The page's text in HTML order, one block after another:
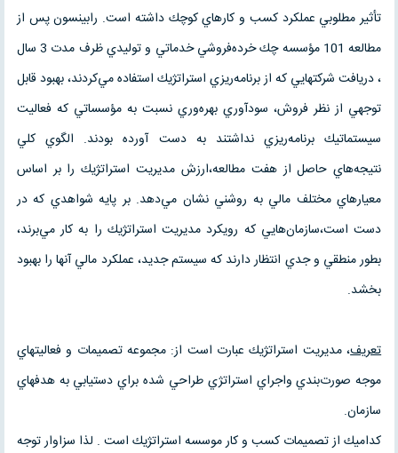
تأثير مطلوبي عملكرد كسب و كارهاي كوچك داشته است. رابينسون پس از
مطالعه 101 مؤسسه چك خرده‌فروشي خدماتي و توليدي ظرف مدت 3 سال
، دريافت شركتهايي كه از برنامه‌ريزي استراتژيك استفاده مي‌كردند، بهبود قابل
توجهي از نظر فروش، سودآوري بهره‌وري نسبت به مؤسساتي كه فعاليت
سيستماتيك برنامه‌ريزي نداشتند به دست آورده بودند. الگوي كلي
نتيجه‌هاي حاصل از هفت مطالعه،‌ارزش مديريت استراتژيك را بر اساس
معيارهاي مختلف مالي به روشني نشان مي‌دهد. بر پايه شواهدي كه در
دست است،سازمان‌هايي كه رويكرد مديريت استراتژيك را به كار مي‌برند،
بطور منطقي و جدي انتظار دارند كه سيستم جديد، عملكرد مالي آنها را بهبود
بخشد.
تعريف، مديريت استراتژيك عبارت است از: مجموعه تصميمات و فعاليتهاي
موجه صورت‌بندي واجراي استراتژي طراحي شده براي دستيابي به هدفهاي
سازمان.
كداميك از تصميمات كسب و كار موسسه استراتژيك است . لذا سزاوار توجه